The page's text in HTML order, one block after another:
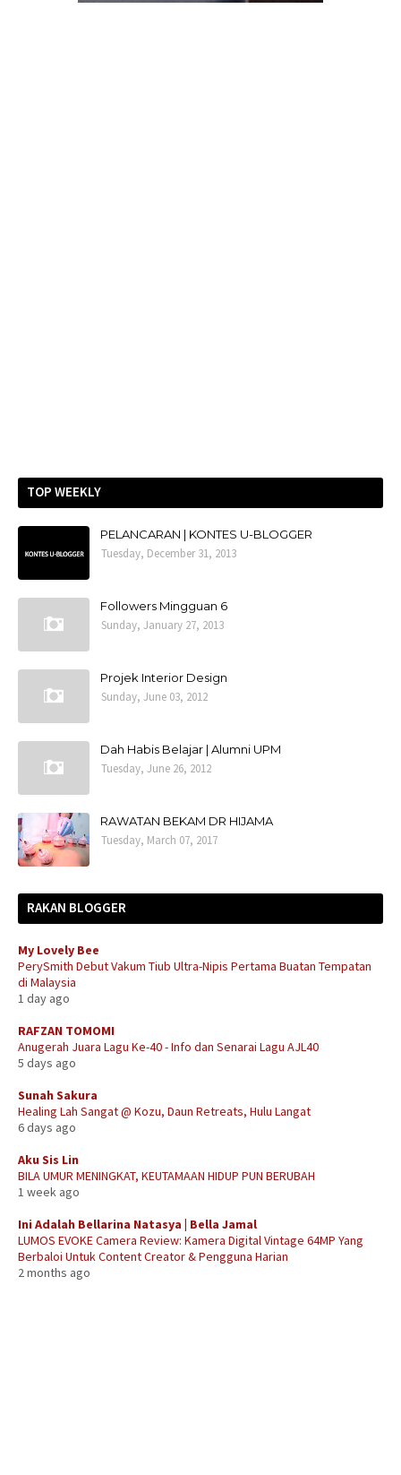
TOP WEEKLY
PELANCARAN | KONTES U-BLOGGER
Tuesday, December 31, 2013
Followers Mingguan 6
Sunday, January 27, 2013
Projek Interior Design
Sunday, June 03, 2012
Dah Habis Belajar | Alumni UPM
Tuesday, June 26, 2012
RAWATAN BEKAM DR HIJAMA
Tuesday, March 07, 2017
RAKAN BLOGGER
My Lovely Bee
PerySmith Debut Vakum Tiub Ultra-Nipis Pertama Buatan Tempatan
di Malaysia
1 day ago
RAFZAN TOMOMI
Anugerah Juara Lagu Ke-40 - Info dan Senarai Lagu AJL40
5 days ago
Sunah Sakura
Healing Lah Sangat @ Kozu, Daun Retreats, Hulu Langat
6 days ago
Aku Sis Lin
BILA UMUR MENINGKAT, KEUTAMAAN HIDUP PUN BERUBAH
1 week ago
Ini Adalah Bellarina Natasya | Bella Jamal
LUMOS EVOKE Camera Review: Kamera Digital Vintage 64MP Yang
Berbaloi Untuk Content Creator & Pengguna Harian
2 months ago